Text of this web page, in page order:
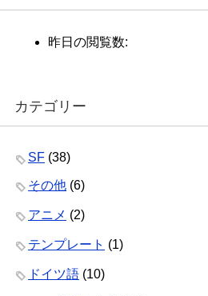
昨日の閲覧数:
カテゴリー
SF (38)
その他 (6)
アニメ (2)
テンプレート (1)
ドイツ語 (10)